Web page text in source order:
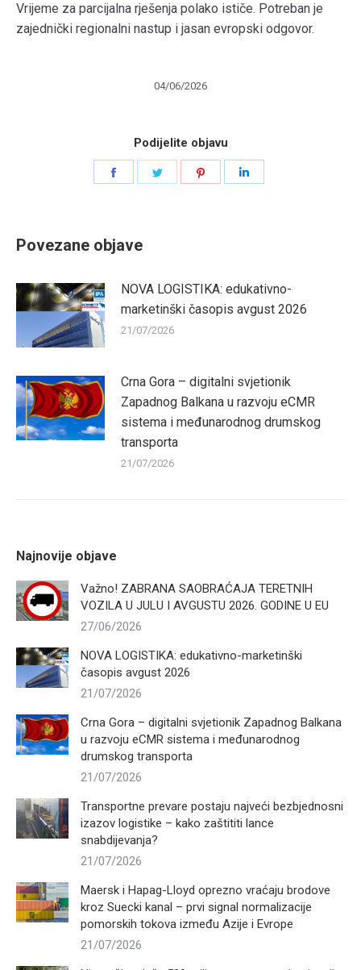
Vrijeme za parcijalna rješenja polako ističe. Potreban je
zajednički regionalni nastup i jasan evropski odgovor.
04/06/2026
Podijelite objavu
Povezane objave
NOVA LOGISTIKA: edukativno-
marketinški časopis avgust 2026
21/07/2026
Crna Gora – digitalni svjetionik
Zapadnog Balkana u razvoju eCMR
sistema i međunarodnog drumskog
transporta
21/07/2026
Najnovije objave
Važno! ZABRANA SAOBRAĆAJA TERETNIH
VOZILA U JULU I AVGUSTU 2026. GODINE U EU
27/06/2026
NOVA LOGISTIKA: edukativno-marketinški
časopis avgust 2026
21/07/2026
Crna Gora – digitalni svjetionik Zapadnog Balkana
u razvoju eCMR sistema i međunarodnog
drumskog transporta
21/07/2026
Transportne prevare postaju najveći bezbjednosni
izazov logistike – kako zaštititi lance
snabdijevanja?
21/07/2026
Maersk i Hapag-Lloyd oprezno vraćaju brodove
kroz Suecki kanal – prvi signal normalizacije
pomorskih tokova između Azije i Evrope
21/07/2026